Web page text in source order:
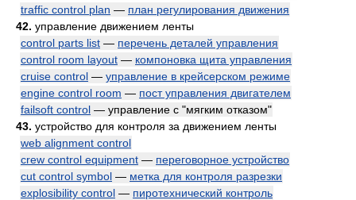
traffic control plan — план регулирования движения
42. управление движением ленты
control parts list — перечень деталей управления
control room layout — компоновка щита управления
cruise control — управление в крейсерском режиме
engine control room — пост управления двигателем
failsoft control — управление с "мягким отказом"
43. устройство для контроля за движением ленты
web alignment control
crew control equipment — переговорное устройство
cut control symbol — метка для контроля разрезки
explosibility control — пиротехнический контроль